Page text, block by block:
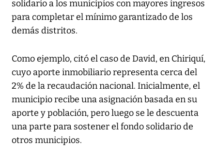
solidario a los municipios con mayores ingresos
para completar el mínimo garantizado de los
demás distritos.
Como ejemplo, citó el caso de David, en Chiriquí,
cuyo aporte inmobiliario representa cerca del
2% de la recaudación nacional. Inicialmente, el
municipio recibe una asignación basada en su
aporte y población, pero luego se le descuenta
una parte para sostener el fondo solidario de
otros municipios.